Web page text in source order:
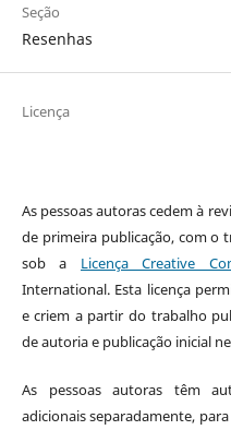
Seção
Resenhas
Licença
As pessoas autoras cedem à
de primeira publicação, com o
sob a Licença Creative
International. Esta licença
e criem a partir do trabalho
de autoria e publicação inicial
As pessoas autoras têm
adicionais separadamente,